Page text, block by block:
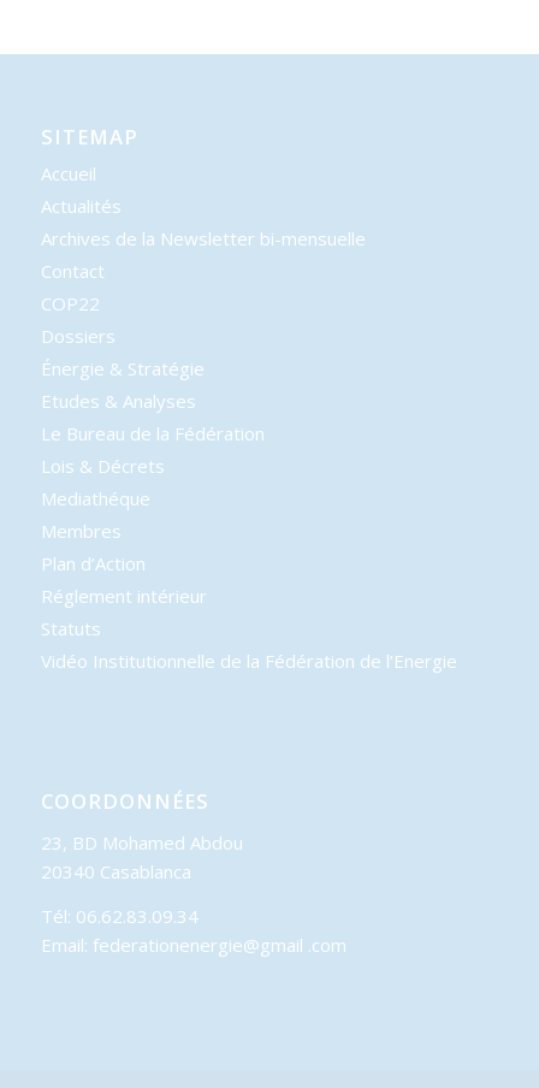
SITEMAP
Accueil
Actualités
Archives de la Newsletter bi-mensuelle
Contact
COP22
Dossiers
Énergie & Stratégie
Etudes & Analyses
Le Bureau de la Fédération
Lois & Décrets
Mediathéque
Membres
Plan d’Action
Réglement intérieur
Statuts
Vidéo Institutionnelle de la Fédération de l’Energie
COORDONNÉES
23, BD Mohamed Abdou
20340 Casablanca
Tél: 06.62.83.09.34
Email: federationenergie@gmail .com